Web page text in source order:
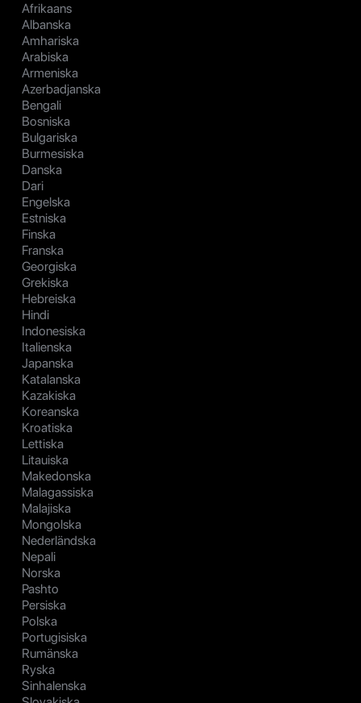
Afrikaans
Albanska
Amhariska
Arabiska
Armeniska
Azerbadjanska
Bengali
Bosniska
Bulgariska
Burmesiska
Danska
Dari
Engelska
Estniska
Finska
Franska
Georgiska
Grekiska
Hebreiska
Hindi
Indonesiska
Italienska
Japanska
Katalanska
Kazakiska
Koreanska
Kroatiska
Lettiska
Litauiska
Makedonska
Malagassiska
Malajiska
Mongolska
Nederländska
Nepali
Norska
Pashto
Persiska
Polska
Portugisiska
Rumänska
Ryska
Sinhalenska